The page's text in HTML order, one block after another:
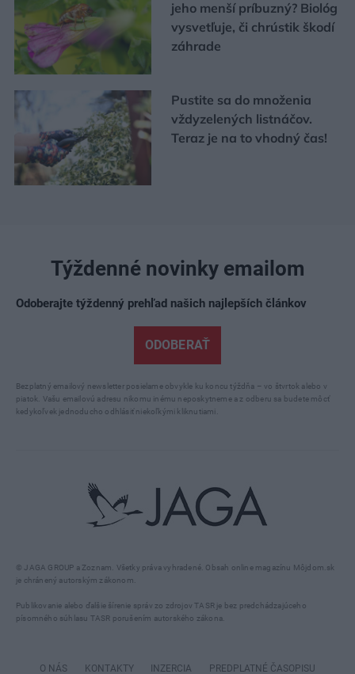
jeho menší príbuzný? Biológ
vysvetľuje, či chrústik škodí
záhrade
Pustite sa do množenia
vždyzelených listnáčov.
Teraz je na to vhodný čas!
© JAGA GROUP a Zoznam. Všetky práva vyhradené. Obsah online magazínu Môjdom.sk
je chránený autorským zákonom.
Publikovanie alebo ďalšie šírenie správ zo zdrojov TASR je bez predchádzajúceho
písomného súhlasu TASR porušením autorského zákona.
Týždenné novinky emailom
Odoberajte týždenný prehľad našich najlepších článkov
ODOBERAŤ
Bezplatný emailový newsletter posielame obvykle ku koncu týždňa – vo štvrtok alebo v
piatok. Vašu emailovú adresu nikomu inému neposkytneme a z odberu sa budete môcť
kedykoľvek jednoducho odhlásiť niekoľkými kliknutiami.
O NÁS KONTAKTY INZERCIA PREDPLATNÉ ČASOPISU